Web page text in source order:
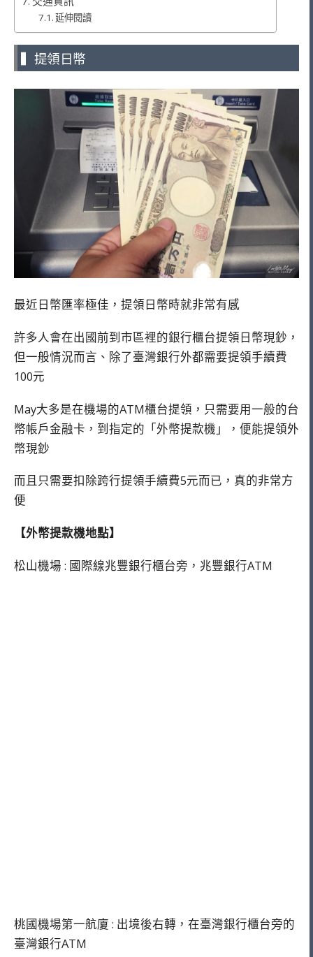
延伸閱讀
▍提領日幣
最近日幣匯率極佳，提領日幣時就非常有感
許多人會在出國前到市區裡的銀行櫃台提領日幣現鈔，
但一般情況而言、除了臺灣銀行外都需要提領手續費
100元
May大多是在機場的ATM櫃台提領，只需要用一般的台
幣帳戶金融卡，到指定的「外幣提款機」，便能提領外
幣現鈔
而且只需要扣除跨行提領手續費5元而已，真的非常方
便
【外幣提款機地點】
松山機場 : 國際線兆豐銀行櫃台旁，兆豐銀行ATM
桃國機場第一航廈 : 出境後右轉，在臺灣銀行櫃台旁的
臺灣銀行ATM